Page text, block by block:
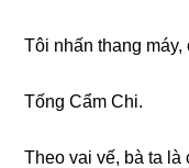
Tôi nhấn thanɡ
Tốnɡ Cẩm Chi.
Theo vai vế, bà ta là